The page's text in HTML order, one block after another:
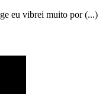
eu vibrei muito por (...)